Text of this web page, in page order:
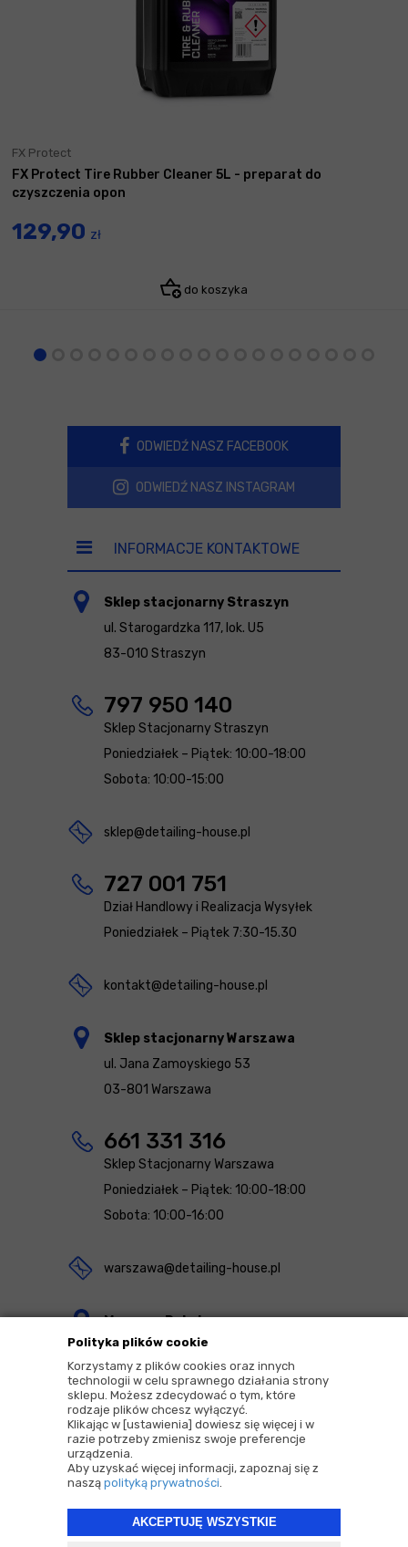
Polityka plików cookie
Korzystamy z plików cookies oraz innych
technologii w celu sprawnego działania strony
sklepu. Możesz zdecydować o tym, które
rodzaje plików chcesz wyłączyć.
Klikając w [ustawienia] dowiesz się więcej i w
razie potrzeby zmienisz swoje preferencje
urządzenia.
Aby uzyskać więcej informacji, zapoznaj się z
naszą polityką prywatności.
AKCEPTUJĘ WSZYSTKIE
FX Protect
FX Protect Tire Rubber Cleaner 5L - preparat do
czyszczenia opon
129,90 zł
do koszyka
ODWIEDŹ NASZ FACEBOOK
ODWIEDŹ NASZ INSTAGRAM
INFORMACJE KONTAKTOWE
Sklep stacjonarny Straszyn
ul. Starogardzka 117, lok. U5
83-010 Straszyn
797 950 140
Sklep Stacjonarny Straszyn
Poniedziałek – Piątek: 10:00-18:00
Sobota: 10:00-15:00
sklep@detailing-house.pl
727 001 751
Dział Handlowy i Realizacja Wysyłek
Poniedziałek – Piątek 7:30-15.30
kontakt@detailing-house.pl
Sklep stacjonarny Warszawa
ul. Jana Zamoyskiego 53
03-801 Warszawa
661 331 316
Sklep Stacjonarny Warszawa
Poniedziałek – Piątek: 10:00-18:00
Sobota: 10:00-16:00
warszawa@detailing-house.pl
Magazyn Rekcin
Nomos Sp. z o.o. sp.k.
ul. Agrestowa 1
83-010 Rekcin
2026 © Copyrights by |Detailing House